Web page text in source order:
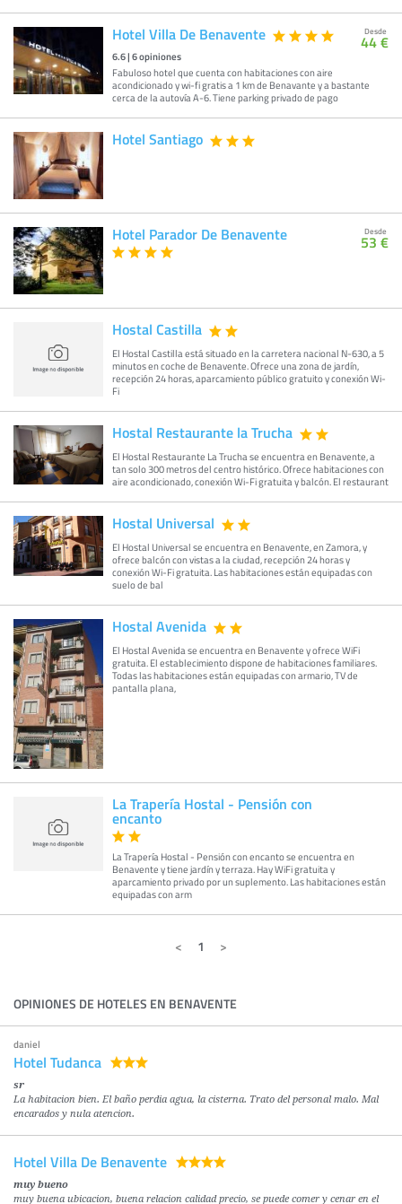
Hotel Villa De Benavente
6.6|6opiniones
Fabuloso hotel que cuenta con habitaciones con aire
acondicionado y wi-fi gratis a 1 km de Benavante y a bastante
cerca de la autovía A-6. Tiene parking privado de pago
Desde
44 €
Hotel Santiago
Hotel Parador De Benavente Desde
53 €
Hostal Castilla
El Hostal Castilla está situado en la carretera nacional N-630, a 5
minutos en coche de Benavente. Ofrece una zona de jardín,
recepción 24 horas, aparcamiento público gratuito y conexión Wi-
Fi
Hostal Restaurante la Trucha
El Hostal Restaurante La Trucha se encuentra en Benavente, a
tan solo 300 metros del centro histórico. Ofrece habitaciones con
aire acondicionado, conexión Wi-Fi gratuita y balcón. El restaurant
Hostal Universal
El Hostal Universal se encuentra en Benavente, en Zamora, y
ofrece balcón con vistas a la ciudad, recepción 24 horas y
conexión Wi-Fi gratuita. Las habitaciones están equipadas con
suelo de bal
Hostal Avenida
El Hostal Avenida se encuentra en Benavente y ofrece WiFi
gratuita. El establecimiento dispone de habitaciones familiares.
Todas las habitaciones están equipadas con armario, TV de
pantalla plana,
La Trapería Hostal - Pensión con
encanto
La Trapería Hostal - Pensión con encanto se encuentra en
Benavente y tiene jardín y terraza. Hay WiFi gratuita y
aparcamiento privado por un suplemento. Las habitaciones están
equipadas con arm
1
OPINIONES DE HOTELES EN BENAVENTE
daniel
Hotel Tudanca
sr
La habitacion bien. El baño perdia agua, la cisterna. Trato del personal malo. Mal
encarados y nula atencion.
Hotel Villa De Benavente
muy bueno
muy buena ubicacion, buena relacion calidad precio, se puede comer y cenar en el